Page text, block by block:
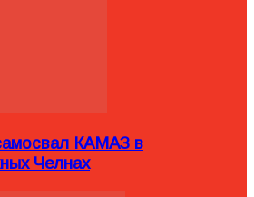
КАМАЗ в
Челнах